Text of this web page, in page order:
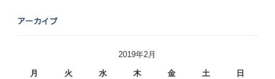
アーカイブ
2019年2月
月 火 水 木 金 土 日